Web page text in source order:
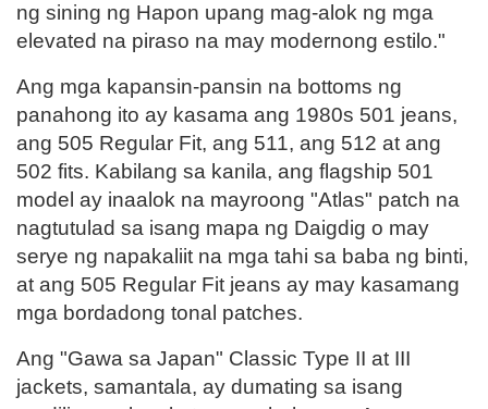
ng sining ng Hapon upang mag-alok ng mga
elevated na piraso na may modernong estilo."
Ang mga kapansin-pansin na bottoms ng
panahong ito ay kasama ang 1980s 501 jeans,
ang 505 Regular Fit, ang 511, ang 512 at ang
502 fits. Kabilang sa kanila, ang flagship 501
model ay inaalok na mayroong "Atlas" patch na
nagtutulad sa isang mapa ng Daigdig o may
serye ng napakaliit na mga tahi sa baba ng binti,
at ang 505 Regular Fit jeans ay may kasamang
mga bordadong tonal patches.
Ang "Gawa sa Japan" Classic Type II at III
jackets, samantala, ay dumating sa isang